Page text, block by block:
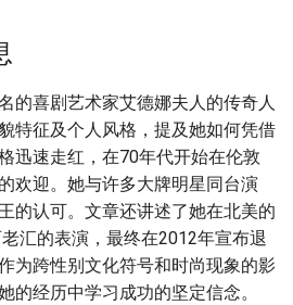
的喜剧艺术家艾德娜夫人的传奇人
特征及个人风格，提及她如何凭借
迅速走红，在70年代开始在伦敦
欢迎。她与许多大牌明星同台演
的认可。文章还讲述了她在北美的
汇的表演，最终在2012年宣布退
为跨性别文化符号和时尚现象的影
的经历中学习成功的坚定信念。